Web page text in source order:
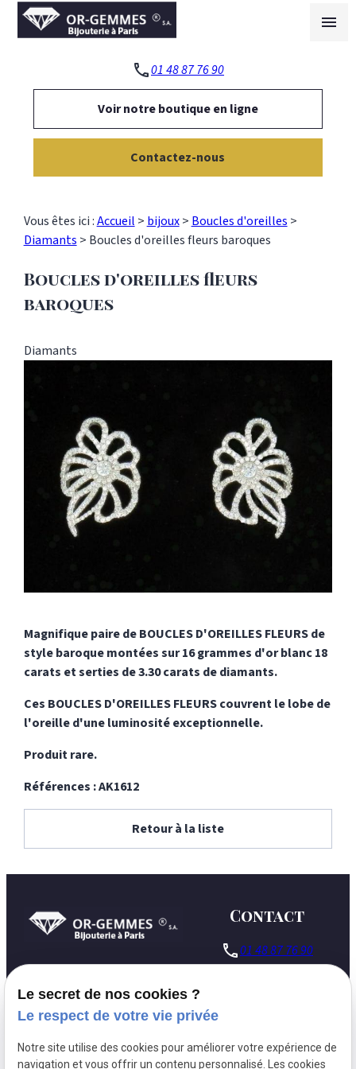
menu
phone01 48 87 76 90
Voir notre boutique en ligne
Contactez-nous
Vous êtes ici :Accueil > bijoux> Boucles d'oreilles >
Diamants > Boucles d'oreilles fleurs baroques
Boucles d'oreilles fleurs
baroques
Diamants
Magnifique paire de BOUCLES D'OREILLES FLEURS de
style baroque montées sur 16 grammes d'or blanc 18
carats et serties de 3.30 carats de diamants.
Ces BOUCLES D'OREILLES FLEURS couvrent le lobe de
l'oreille d'une luminosité exceptionnelle.
Produit rare.
Références : AK1612
Retour à la liste
Contact
phone01 48 87 76 90
schedule
09h30 - 18h00
Panneau de gestion des cookies
Le secret de nos cookies ?
Le respect de votre vie privée
Notre site utilise des cookies pour améliorer votre expérience de
navigation et vous offrir un contenu personnalisé. Les cookies